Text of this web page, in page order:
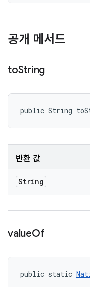
공개 메서드
toString
public String
반환 값
String
valueOf
public static